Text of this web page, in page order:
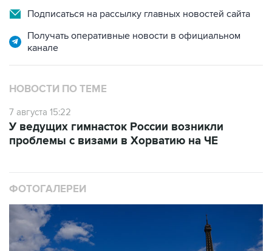
Подписаться на рассылку главных новостей сайта
Получать оперативные новости в официальном
канале
НОВОСТИ ПО ТЕМЕ
7 августа 15:22
У ведущих гимнасток России возникли
проблемы с визами в Хорватию на ЧЕ
ФОТОГАЛЕРЕИ